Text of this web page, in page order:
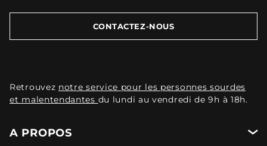
CONTACTEZ-NOUS
Retrouvez notre service pour les personnes sourdes
et malentendantes du lundi au vendredi de 9h à 18h.
A PROPOS